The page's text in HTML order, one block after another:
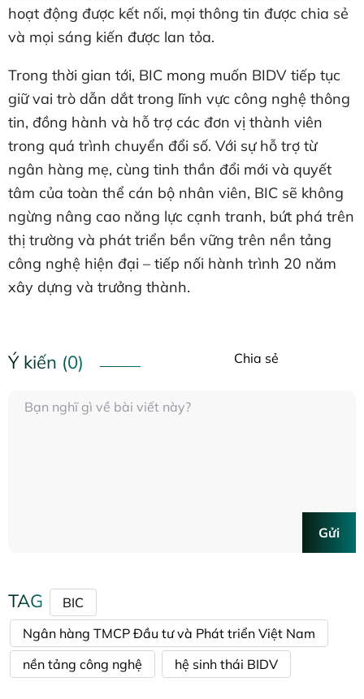
hoạt động được kết nối, mọi thông tin được chia sẻ
và mọi sáng kiến được lan tỏa.
Trong thời gian tới, BIC mong muốn BIDV tiếp tục
giữ vai trò dẫn dắt trong lĩnh vực công nghệ thông
tin, đồng hành và hỗ trợ các đơn vị thành viên
trong quá trình chuyển đổi số. Với sự hỗ trợ từ
ngân hàng mẹ, cùng tinh thần đổi mới và quyết
tâm của toàn thể cán bộ nhân viên, BIC sẽ không
ngừng nâng cao năng lực cạnh tranh, bứt phá trên
thị trường và phát triển bền vững trên nền tảng
công nghệ hiện đại – tiếp nối hành trình 20 năm
xây dựng và trưởng thành.
Ý kiến (0) Chia sẻ
Gửi
TAG
BIC
Ngân hàng TMCP Đầu tư và Phát triển Việt Nam
nền tảng công nghệ
hệ sinh thái BIDV